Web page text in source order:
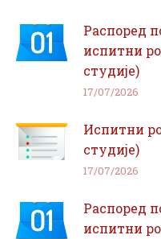
Распоред
испитни
студије)
17/07/2026
Испитни
студије)
17/07/2026
Распоред
испитни